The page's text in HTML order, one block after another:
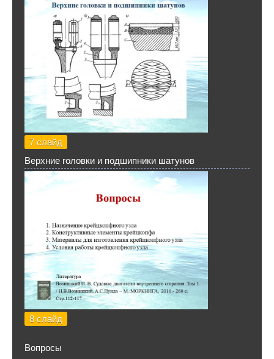
7 слайд
Верхние головки и подшипники шатунов
8 слайд
Вопросы